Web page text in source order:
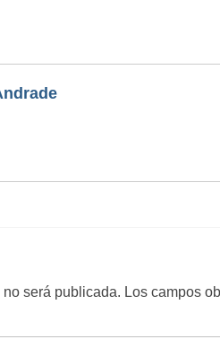
será publicada. Los campos